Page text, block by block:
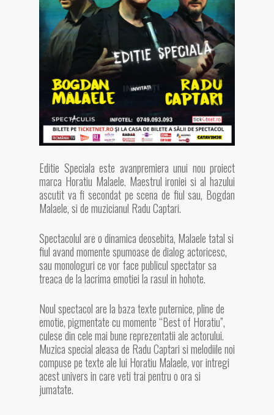
Editie Speciala este avanpremiera unui nou proiect
marca Horatiu Malaele. Maestrul ironiei si al hazului
ascutit va fi secondat pe scena de fiul sau, Bogdan
Malaele, si de muzicianul Radu Captari.
Spectacolul are o dinamica deosebita, Malaele tatal si
fiul avand momente spumoase de dialog actoricesc,
sau monologuri ce vor face publicul spectator sa
treaca de la lacrima emotiei la rasul in hohote.
Noul spectacol are la baza texte puternice, pline de
emotie, pigmentate cu momente “Best of Horatiu”,
culese din cele mai bune reprezentatii ale actorului.
Muzica special aleasa de Radu Captari si melodiile noi
compuse pe texte ale lui Horatiu Malaele, vor intregi
acest univers in care veti trai pentru o ora si
jumatate.